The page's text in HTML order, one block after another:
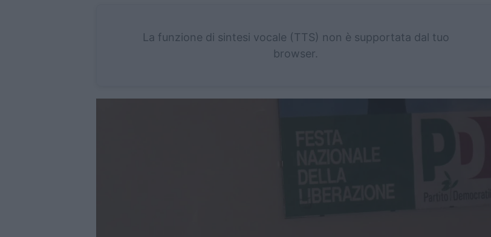
La funzione di sintesi vocale (TTS) non è supportata dal tuo
browser.